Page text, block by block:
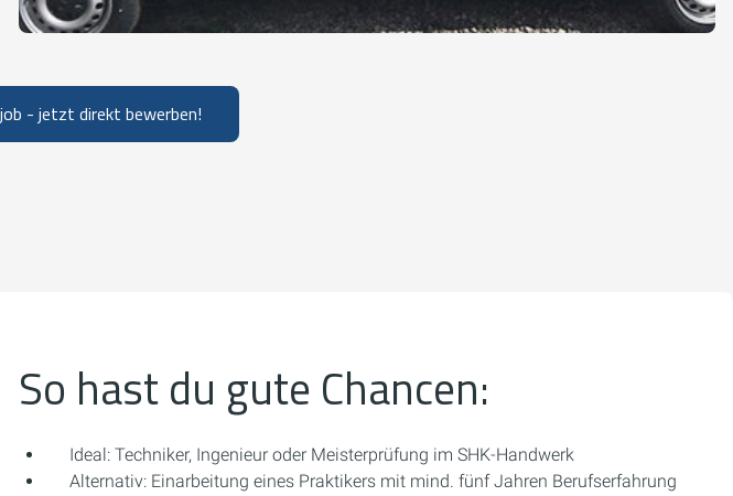
- jetzt direkt bewerben!
So hast du gute Chancen:
Ideal: Techniker, Ingenieur oder Meisterprüfung im SHK-Handwerk
Alternativ: Einarbeitung eines Praktikers mit mind. fünf Jahren Berufserfahrung